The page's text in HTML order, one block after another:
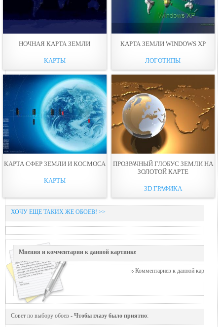
НОЧНАЯ КАРТА ЗЕМЛИ
КАРТЫ
КАРТА ЗЕМЛИ WINDOWS XP
ЛОГОТИПЫ
КАРТА СФЕР ЗЕМЛИ И КОСМОСА
КАРТЫ
ПРОЗРАЧНЫЙ ГЛОБУС ЗЕМЛИ НА
ЗОЛОТОЙ КАРТЕ
3D ГРАФИКА
ХОЧУ ЕЩЕ ТАКИХ ЖЕ ОБОЕВ! >>
Мнения и комментарии к данной картинке
Комментариев к данной картинке
Совет по выбору обоев - Чтобы глазу было приятно: